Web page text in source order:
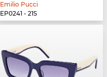
Emilio Pucci
EP0241 - 21S